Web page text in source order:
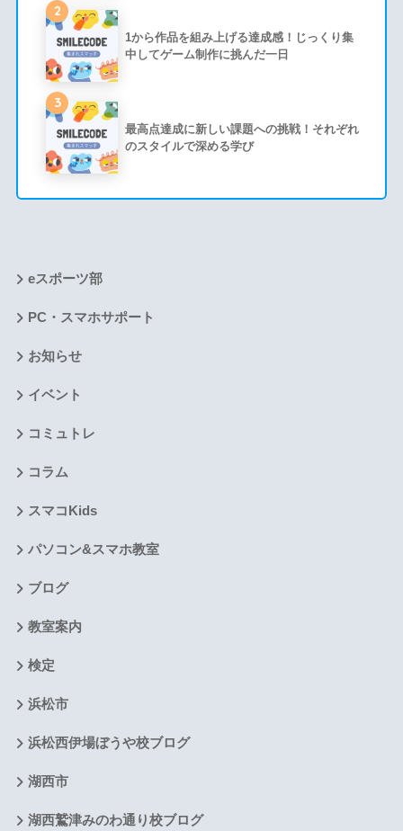
2
1から作品を組み上げる達成感！じっくり集
中してゲーム制作に挑んだ一日
3
最高点達成に新しい課題への挑戦！それぞれ
のスタイルで深める学び
eスポーツ部
PC・スマホサポート
お知らせ
イベント
コミュトレ
コラム
スマコKids
パソコン&スマホ教室
ブログ
教室案内
検定
浜松市
浜松西伊場ぼうや校ブログ
湖西市
湖西鷲津みのわ通り校ブログ